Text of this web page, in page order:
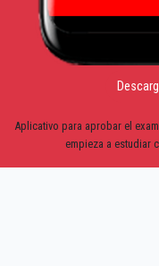
Aplicativo para aprobar el
empieza a estudiar